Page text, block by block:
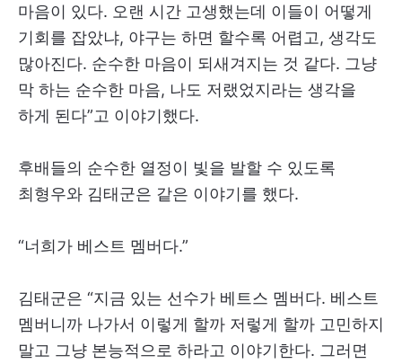
마음이 있다. 오랜 시간 고생했는데 이들이 어떻게
기회를 잡았냐, 야구는 하면 할수록 어렵고, 생각도
많아진다. 순수한 마음이 되새겨지는 것 같다. 그냥
막 하는 순수한 마음, 나도 저랬었지라는 생각을
하게 된다”고 이야기했다.
후배들의 순수한 열정이 빛을 발할 수 있도록
최형우와 김태군은 같은 이야기를 했다.
“너희가 베스트 멤버다.”
김태군은 “지금 있는 선수가 베트스 멤버다. 베스트
멤버니까 나가서 이렇게 할까 저렇게 할까 고민하지
말고 그냥 본능적으로 하라고 이야기한다. 그러면